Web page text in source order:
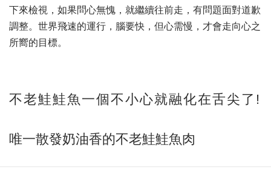
下來檢視，如果問心無愧，就繼續往前走，有問題面對道歉
調整。世界飛速的運行，腦要快，但心需慢，才會走向心之
所嚮的目標。
不老鮭鮭魚一個不小心就融化在舌尖了!
唯一散發奶油香的不老鮭鮭魚肉